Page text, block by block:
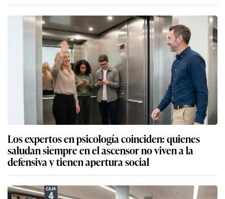
Los expertos en psicología coinciden: quienes
saludan siempre en el ascensor no viven a la
defensiva y tienen apertura social